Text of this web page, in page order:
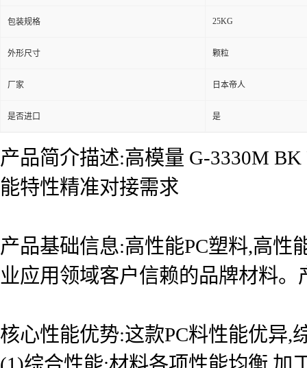
包装规格 25KG
外形尺寸 颗粒
厂家 日本帝人
是否进口 是
产品简介描述:高模量 G-3330M
能特性精准对接需求
产品基础信息:高性能PC塑料,高性
业应用领域客户信赖的品牌材料
核心性能优势:这款PC料性能优异,
(1)综合性能:材料各项性能均衡,加